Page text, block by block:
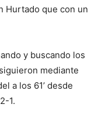
Hurtado que con un
y buscando los
mediante
a los 61’ desde
1.